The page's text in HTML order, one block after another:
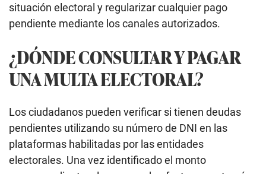
situación electoral y regularizar cualquier pago
pendiente mediante los canales autorizados.
¿DÓNDE CONSULTAR Y PAGAR
UNA MULTA ELECTORAL?
Los ciudadanos pueden verificar si tienen deudas
pendientes utilizando su número de DNI en las
plataformas habilitadas por las entidades
electorales. Una vez identificado el monto